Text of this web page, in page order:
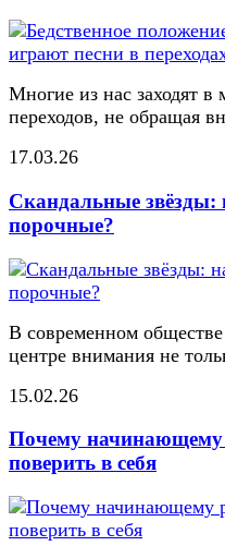
Многие из нас заходят
переходов, не обращая
17.03.26
Скандальные звёзды:
порочные?
В современном
центре внимания не
15.02.26
Почему начинающему
поверить в себя